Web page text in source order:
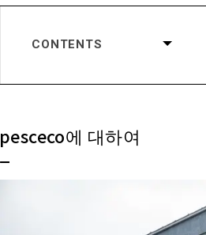
CONTENTS
컨셉트
레스토랑 평가
pesceco에 대하여